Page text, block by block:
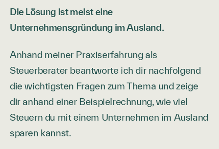
Die Lösung ist meist eine
Unternehmensgründung im Ausland.
Anhand meiner Praxiserfahrung als
Steuerberater beantworte ich dir nachfolgend
die wichtigsten Fragen zum Thema und zeige
dir anhand einer Beispielrechnung, wie viel
Steuern du mit einem Unternehmen im Ausland
sparen kannst.